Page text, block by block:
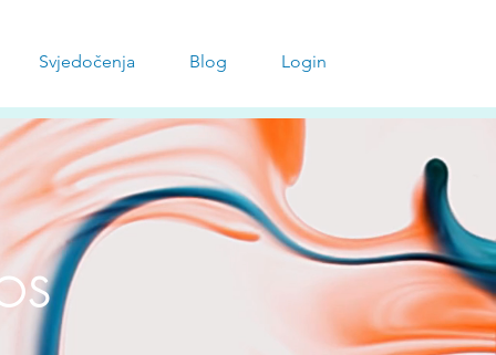
Svjedočenja Blog Login